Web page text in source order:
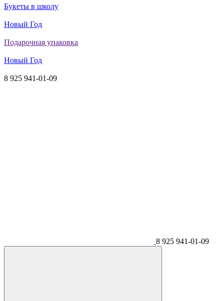
Букеты в школу
Новый Год
Подарочная упаковка
Новый Год
8 925 941-01-09
8 925 941-01-09